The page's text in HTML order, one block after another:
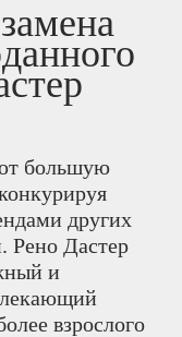
большую
других
Рено Дастер
и
взрослого